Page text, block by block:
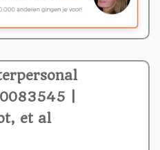
|
et al